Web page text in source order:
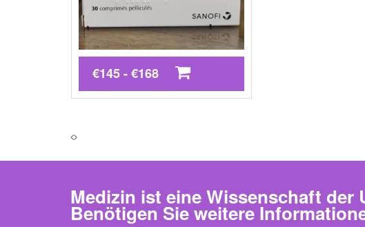
€145 - €168
Medizin ist eine Wissenschaft
Benötigen Sie weitere